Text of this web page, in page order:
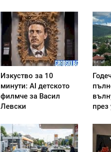
Изкуство за 10
минути: AI детското
филмче за Васил
Левски
през